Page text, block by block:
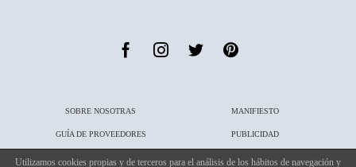
SOBRE NOSOTRAS MANIFIESTO
GUÍA DE PROVEEDORES PUBLICIDAD
PUBLICACIONES CONTACTO
Utilizamos cookies propias y de terceros para el análisis de los hábitos de navegación y